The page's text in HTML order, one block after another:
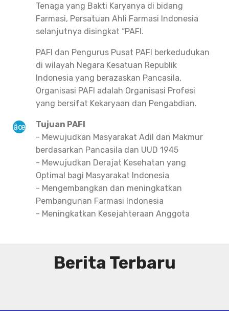
Tenaga yang Bakti Karyanya di bidang
Farmasi, Persatuan Ahli Farmasi Indonesia
selanjutnya disingkat “PAFI.
PAFI dan Pengurus Pusat PAFI berkedudukan
di wilayah Negara Kesatuan Republik
Indonesia yang berazaskan Pancasila,
Organisasi PAFI adalah Organisasi Profesi
yang bersifat Kekaryaan dan Pengabdian.
Tujuan PAFI
- Mewujudkan Masyarakat Adil dan Makmur
berdasarkan Pancasila dan UUD 1945
- Mewujudkan Derajat Kesehatan yang
Optimal bagi Masyarakat Indonesia
- Mengembangkan dan meningkatkan
Pembangunan Farmasi Indonesia
- Meningkatkan Kesejahteraan Anggota
Berita Terbaru